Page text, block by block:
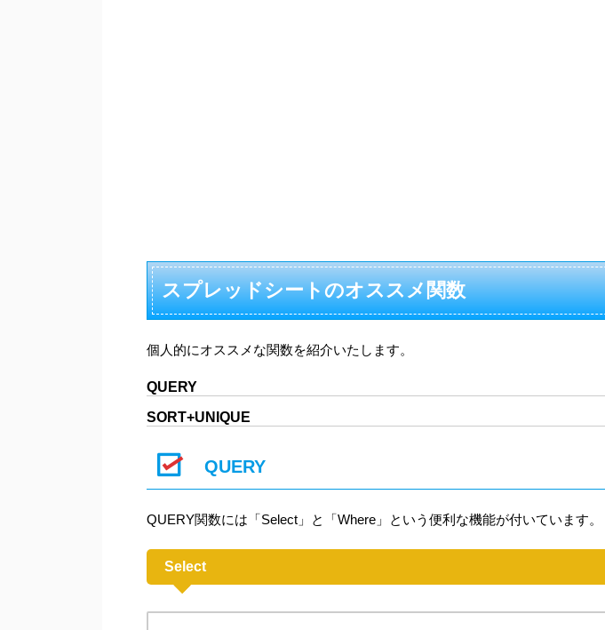
スプレッドシートのオススメ関数
個人的にオススメな関数を紹介いたします。
QUERY
SORT+UNIQUE
QUERY
QUERY関数には「Select」と「Where」という便利な機能が付いています。
Select